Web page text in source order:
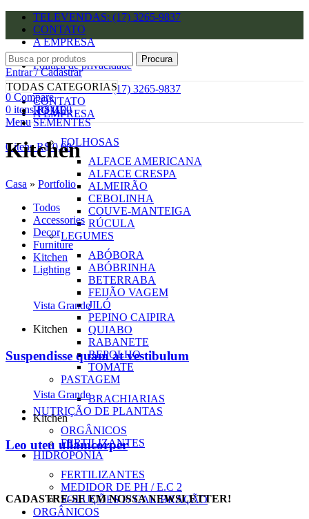
TELEVENDAS: (17) 3265-9837
CONTATO
A EMPRESA
Política de privacidade
TELEVENDAS: (17) 3265-9837
CONTATO
A EMPRESA
Procura
Entrar / Cadastrar
Lista de desejos
0 Compare
0 itens R$0,00
Menu
0itens R$0,00
TODAS CATEGORIAS
HOME
SEMENTES
FOLHOSAS
ALFACE AMERICANA
ALFACE CRESPA
ALMEIRÃO
CEBOLINHA
COUVE-MANTEIGA
RÚCULA
LEGUMES
ABÓBORA
ABÓBRINHA
BETERRABA
FEIJÃO VAGEM
JILÓ
PEPINO CAIPIRA
QUIABO
RABANETE
REPOLHO
TOMATE
PASTAGEM
BRACHIARIAS
NUTRIÇÃO DE PLANTAS
ORGÂNICOS
FERTILIZANTES
HIDROPONIA
FERTILIZANTES
MEDIDOR DE PH / E.C 2
SOLUÇÕES P/ CALIBRAÇÃO
ORGÂNICOS
Kitchen
Casa » Portfolio
Todos
Accessories
Decor
Furniture
Kitchen
Lighting
Vista Grande
Kitchen
Suspendisse quam at vestibulum
Vista Grande
Kitchen
Leo uteu ullamcorper
CADASTRE-SE EM NOSSA NEWSLETTER!